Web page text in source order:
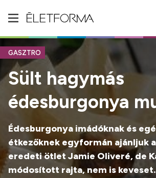
GASZTRO
Sült hagymás
édesburgonya
Édesburgonya imádóknak és
étkezőknek egyformán ajánljuk
eredeti ötlet Jamie Oliveré, de
módosított rajta, nem is keveset.